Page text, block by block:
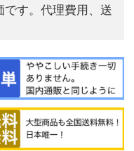
す。代理費用、送